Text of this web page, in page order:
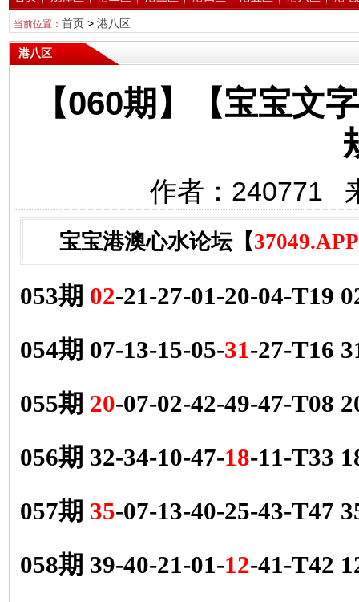
当前位置： 首页> 港八区
港八区
【060期】【宝宝文
作者：240771
宝宝港澳心水论坛【37049.APP
053期 02-21-27-01-20-04-T19
054期 07-13-15-05-31-27-T16
055期 20-07-02-42-49-47-T08
056期 32-34-10-47-18-11-T33
057期 35-07-13-40-25-43-T47
058期 39-40-21-01-12-41-T42